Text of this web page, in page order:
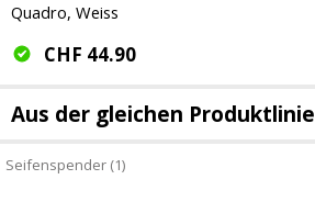
Quadro, Weiss
CHF 44.90
Aus der gleichen Produktlinie
Seifenspender (1)